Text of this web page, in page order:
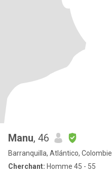
Manu, 46
Barranquilla, Atlántico, Colombie
Cherchant: Homme 45 - 55